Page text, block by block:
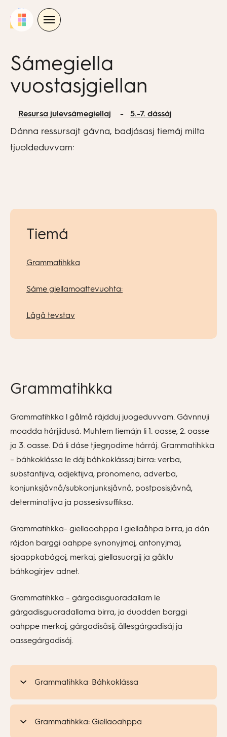
Sámegiella
vuostasjgiellan
Resursa julevsámegiellaj 5.-7. dássáj
Dánna ressursajt gávna, badjásasj tiemáj milta
tjuoldeduvvam:
Tiemá
Grammatihkka
Sáme giellamoattevuohta:
Lågå tevstav
Grammatihkka
Grammatihkka l gålmå rájdduj juogeduvvam. Gávnnuji
moadda hárjjidusá. Muhtem tiemájn li 1. oasse, 2. oasse
ja 3. oasse. Dá li dáse tjiegŋodime hárráj. Grammatihkka
– báhkoklássa le dáj báhkoklássaj birra: verba,
substantijva, adjektijva, pronomena, adverba,
konjunksjåvnå/subkonjunksjåvnå, postposisjåvnå,
determinatijva ja possesivsuffiksa.
Grammatihkka- giellaoahppa l giellaåhpa birra, ja dán
rájdon barggi oahppe synonyjmaj, antonyjmaj,
sjoappkabágoj, merkaj, giellasuorgij ja gåktu
báhkogirjev adnet.
Grammatihkka – gárgadisguoradallam le
gárgadisguoradallama birra, ja duodden barggi
oahppe merkaj, gárgadisåsij, ållesgárgadisáj ja
oassegárgadisáj.
Grammatihkka: Báhkoklássa
Grammatihkka: Giellaoahppa